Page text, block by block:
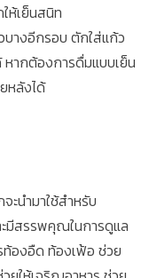
ห้เย็นสนิท
บางอีกรอบ ตักใส่แก้ว
หากต้องการดื่มแบบเย็น
หลังได้
ะนำมาใช้สำหรับ
ะมีสรรพคุณในการดูแล
ท้องอืด ท้องเฟ้อ ช่วย